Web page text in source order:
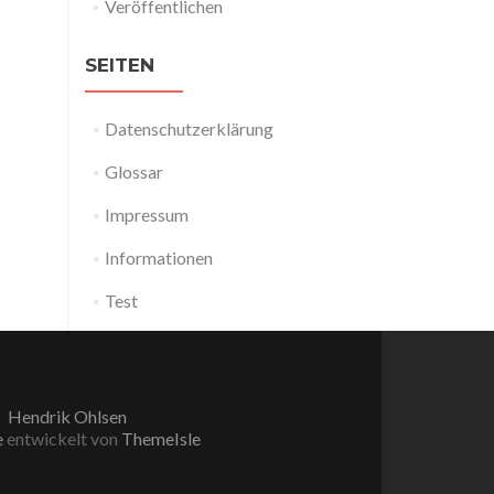
Veröffentlichen
SEITEN
Datenschutzerklärung
Glossar
Impressum
Informationen
Test
Hendrik Ohlsen
entwickelt von ThemeIsle